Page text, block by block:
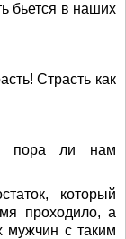
бьется в наших
Страсть как
пора ли нам
который
проходило, а
мужчин с таким